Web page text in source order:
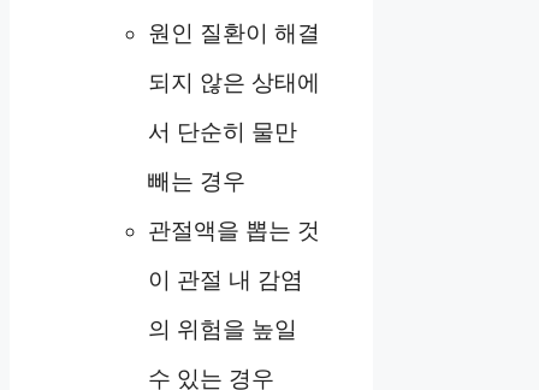
원인 질환이 해결
되지 않은 상태에
서 단순히 물만
빼는 경우
관절액을 뽑는 것
이 관절 내 감염
의 위험을 높일
수 있는 경우